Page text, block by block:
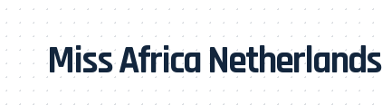
Miss Africa Netherlands